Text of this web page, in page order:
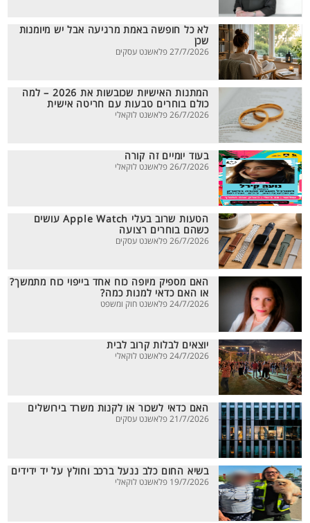
לא כל חופשה באמת מרגיעה אבל יש מיומנות
שכן
27/7/2026 פלאשנט עסקים
המתנות האישיות שכובשות את 2026 – למה
כולם בוחרים טבעות עם חריטה אישית
26/7/2026 פלאשנט לוקאלי
בעוד יומיים זה קורה
26/7/2026 פלאשנט לוקאלי
הטעות שרוב בעלי Apple Watch עושים
כשהם בוחרים רצועה
26/7/2026 פלאשנט עסקים
האם מספיק מיופה כוח אחד בייפוי כוח מתמשך?
או האם כדאי למנות כמה?
24/7/2026 פלאשנט חוק ומשפט
יוצאים לבלות קרוב לבית
24/7/2026 פלאשנט לוקאלי
האם כדאי לשכור או לקנות משרד בירושלים
21/7/2026 פלאשנט עסקים
בשיא החום כלב ננעל ברכב וחולץ על יד ידידים
19/7/2026 פלאשנט לוקאלי